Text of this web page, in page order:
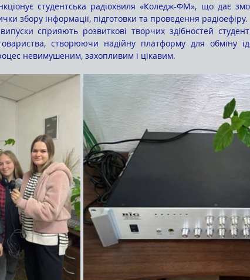
студентська радіохвиля «Коледж-ФМ», що дає
збору інформації, підготовки та проведення радіоефіру.
створюючи надійну платформу для обміну
невимушеним, захопливим і цікавим.